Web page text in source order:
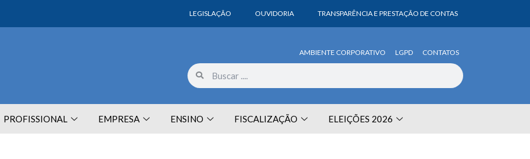
LEGISLAÇÃO OUVIDORIA TRANSPARÊNCIA E PRESTAÇÃO DE CONTAS
AMBIENTE CORPORATIVO LGPD CONTATOS
PROFISSIONAL EMPRESA ENSINO FISCALIZAÇÃO ELEIÇÕES 2026